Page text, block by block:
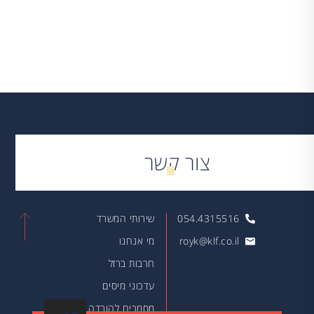
צור קשר
054.4315516
royk@klf.co.il
שירותי המשרד
מי אנחנו
חרבות ברזל
עדכוני מיסים
מסמכים להורדה